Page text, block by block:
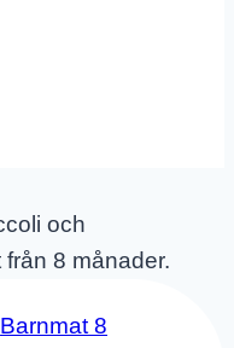
Barnmat 8